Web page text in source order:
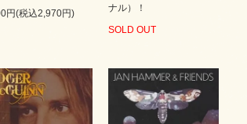
円(税込2,970円)
ナル）！
SOLD OUT